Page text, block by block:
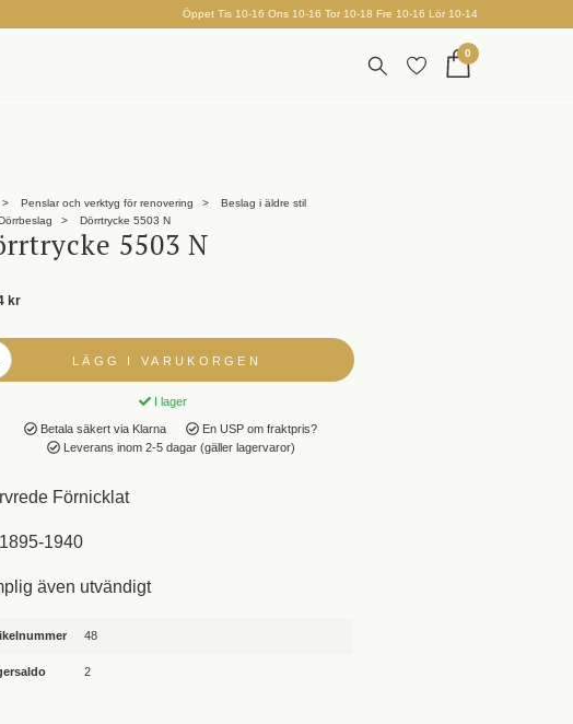
Öppet Tis 10-16 Ons 10-16 Tor 10-18 Fre 10-16 Lör 10-14
0
Penslar och verktyg för renovering
Beslag i äldre stil
Dörrtrycke 5503 N
5503 N
kr
LÄGG I VARUKORGEN
I lager
Betala säkert via Klarna
En USP om fraktpris?
Leverans inom 2-5 dagar (gäller lagervaror)
Förnicklat
1940
även utvändigt
48
2